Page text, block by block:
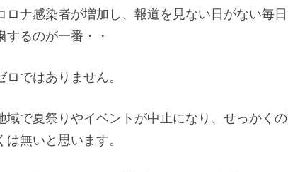
ロナ感染者が増加し、報道を見ない日がない毎
るのが一番・・
ではありません。
域で夏祭りやイベントが中止になり、せっかく
無いと思います。